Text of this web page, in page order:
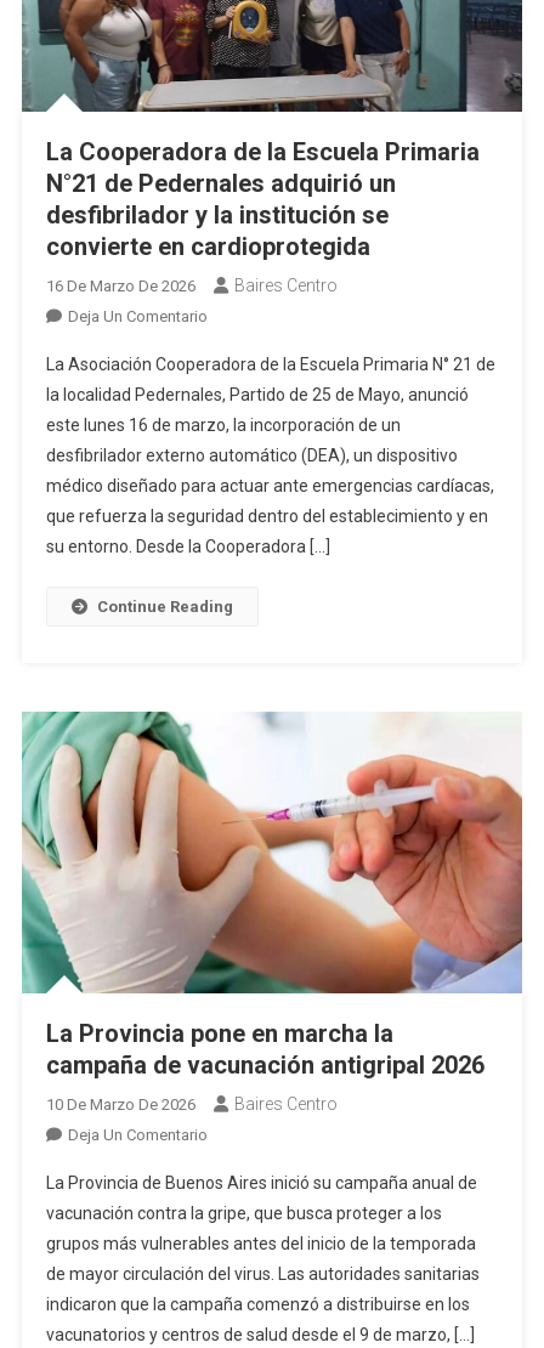
La Cooperadora de la Escuela Primaria
N°21 de Pedernales adquirió un
desfibrilador y la institución se
convierte en cardioprotegida
16 De Marzo De 2026 Baires Centro
Deja Un ComentarioEn
Cooperadora
De
La
Escuela
Primaria
N°21
De
Institución
Convierte
Cardioprotegida
La Asociación Cooperadora de la Escuela Primaria N° 21 de
la localidad Pedernales, Partido de 25 de Mayo, anunció
este lunes 16 de marzo, la incorporación de un
desfibrilador externo automático (DEA), un dispositivo
médico diseñado para actuar ante emergencias cardíacas,
que refuerza la seguridad dentro del establecimiento y en
su entorno. Desde la Cooperadora […]
Continue Reading
La Provincia pone en marcha la
campaña de vacunación antigripal 2026
10 De Marzo De 2026 Baires Centro
Deja Un ComentarioEn
Provincia
Pone
En
Marcha
La
Campaña
La Provincia de Buenos Aires inició su campaña anual de
vacunación contra la gripe, que busca proteger a los
grupos más vulnerables antes del inicio de la temporada
de mayor circulación del virus. Las autoridades sanitarias
indicaron que la campaña comenzó a distribuirse en los
vacunatorios y centros de salud desde el 9 de marzo, […]